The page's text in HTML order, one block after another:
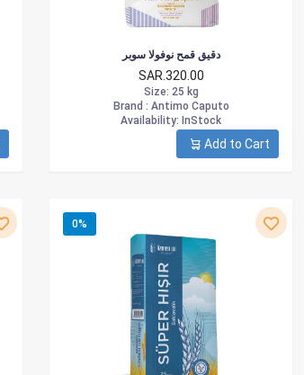
دقيق قمح نوفولا سوبر
SAR.320.00
Size: 25 kg
Brand : Antimo Caputo
Availability: InStock
Add to Cart
0%